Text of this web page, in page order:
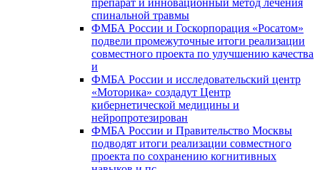
препарат и инновационный метод лечения
спинальной травмы
ФМБА России и Госкорпорация «Росатом»
подвели промежуточные итоги реализации
совместного проекта по улучшению качества
и
ФМБА России и исследовательский центр
«Моторика» создадут Центр
кибернетической медицины и
нейропротезирован
ФМБА России и Правительство Москвы
подводят итоги реализации совместного
проекта по сохранению когнитивных